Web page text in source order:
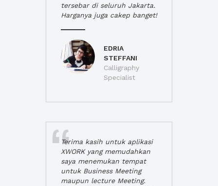
tersebar di seluruh Jakarta.
Harganya juga cakep banget!
EDRIA
STEFFANI
Calligraphy
Specialist
Terima kasih untuk aplikasi
XWORK yang memudahkan
saya menemukan tempat
untuk Business Meeting
maupun lecture Meeting.